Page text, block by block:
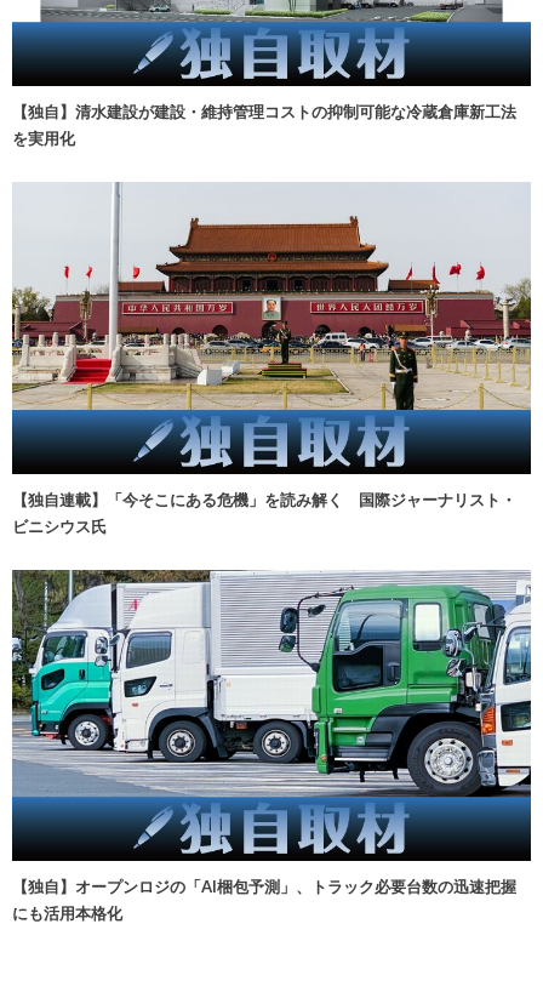
【独自】清水建設が建設・維持管理コストの抑制可能な冷蔵倉庫新工法
を実用化
【独自連載】「今そこにある危機」を読み解く 国際ジャーナリスト・
ビニシウス氏
【独自】オープンロジの「AI梱包予測」、トラック必要台数の迅速把握
にも活用本格化